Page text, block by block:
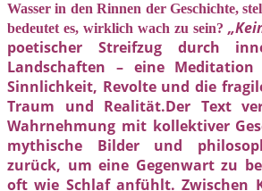
Wasser in den Rinnen der Geschichte,
bedeutet es, wirklich wach zu sein?
poetischer Streifzug durch
Landschaften – eine Meditation
Sinnlichkeit, Revolte und die
Traum und Realität.Der Text
Wahrnehmung mit kollektiver
mythische Bilder und
zurück, um eine Gegenwart zu
oft wie Schlaf anfühlt. Zwischen